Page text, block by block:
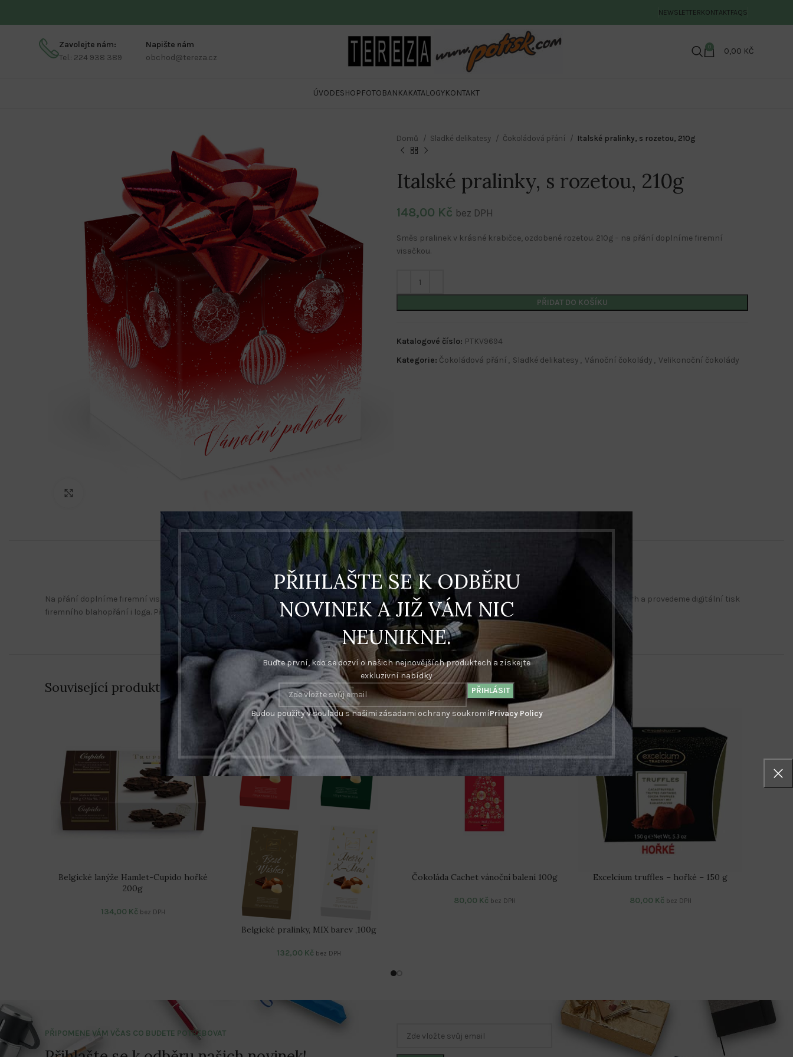
PŘIHLAŠTE SE K ODBĚRU
NOVINEK A JIŽ VÁM NIC
NEUNIKNE.
Buďte první, kdo se dozví o našich nejnovějších produktech a získejte
exkluzivní nabídky
Budou použity v souladu s našimi zásadami ochrany soukromíPrivacy Policy
NEWSLETTERKONTAKTFAQS
Zavolejte nám:
Tel.: 224 938 389
Napište nám
obchod@tereza.cz
0 0,00 KČ
ÚVODESHOPFOTOBANKAKATALOGYKONTAKT
Domů Sladké delikatesy Čokoládová přání Italské pralinky, s rozetou, 210g
Italské pralinky, s rozetou, 210g
148,00 Kč bez DPH
Směs pralinek v krásné krabičce, ozdobené rozetou. 210g – na přání doplníme firemní
visačkou.
PŘIDAT DO KOŠÍKU
Katalogové číslo: PTKV9694
Kategorie: Čokoládová přání , Sladké delikatesy , Vánoční čokolády , Velikonoční čokolády
POPIS DALŠÍ INFORMACE
Na přání doplníme firemní visačkou. Originální motivy vhodné pro potisk visaček najdete v oddělení FOTOBANKA. Na objednávku zpracujeme grafický návrh a provedeme digitální tisk
firemního blahopřání i loga. Před realizací Vám pošleme ke schválení. /Firemní potisk objednávejte v oddělení Potisk firemní logo/.
Související produkty
Belgické lanýže Hamlet-Cupido hořké
200g
134,00 Kč bez DPH
Belgické pralinky, MIX barev ,100g
132,00 Kč bez DPH
Čokoláda Cachet vánoční balení 100g
80,00 Kč bez DPH
Excelcium truffles – hořké – 150 g
80,00 Kč bez DPH
PŘIPOMENE VÁM VČAS CO BUDETE POTŘEBOVAT